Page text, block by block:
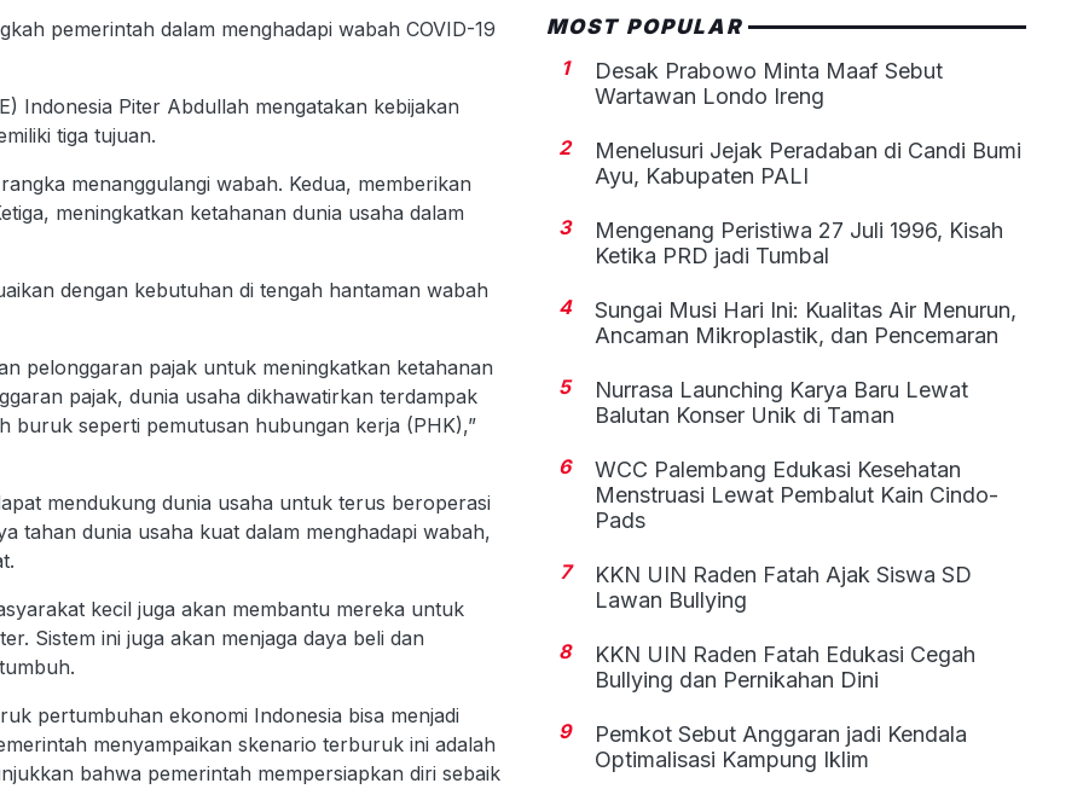
pemerintah dalam menghadapi wabah COVID-19
Indonesia Piter Abdullah mengatakan kebijakan
tiga tujuan.
menanggulangi wabah. Kedua, memberikan
meningkatkan ketahanan dunia usaha dalam
dengan kebutuhan di tengah hantaman wabah
pelonggaran pajak untuk meningkatkan ketahanan
pajak, dunia usaha dikhawatirkan terdampak
buruk seperti pemutusan hubungan kerja (PHK),”
mendukung dunia usaha untuk terus beroperasi
tahan dunia usaha kuat dalam menghadapi wabah,
kecil juga akan membantu mereka untuk
Sistem ini juga akan menjaga daya beli dan
pertumbuhan ekonomi Indonesia bisa menjadi
menyampaikan skenario terburuk ini adalah
bahwa pemerintah mempersiapkan diri sebaik
MOST POPULAR
1
Desak Prabowo Minta Maaf Sebut
Wartawan Londo Ireng
2
Menelusuri Jejak Peradaban di Candi Bumi
Ayu, Kabupaten PALI
3
Mengenang Peristiwa 27 Juli 1996, Kisah
Ketika PRD jadi Tumbal
4
Sungai Musi Hari Ini: Kualitas Air Menurun,
Ancaman Mikroplastik, dan Pencemaran
5
Nurrasa Launching Karya Baru Lewat
Balutan Konser Unik di Taman
6
WCC Palembang Edukasi Kesehatan
Menstruasi Lewat Pembalut Kain Cindo-
Pads
7
KKN UIN Raden Fatah Ajak Siswa SD
Lawan Bullying
8
KKN UIN Raden Fatah Edukasi Cegah
Bullying dan Pernikahan Dini
9
Pemkot Sebut Anggaran jadi Kendala
Optimalisasi Kampung Iklim